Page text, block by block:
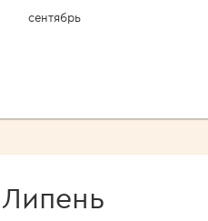
сентябрь
Липень